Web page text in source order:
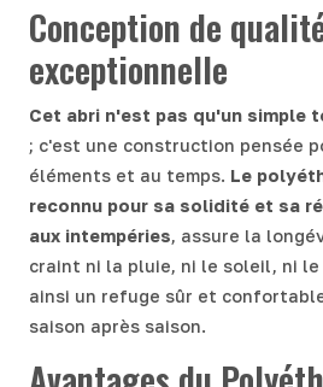
Conception de
exceptionnelle
Cet abri n'est pas qu'un simple
; c'est une construction pensée
éléments et au temps. Le
reconnu pour sa solidité et sa
aux intempéries, assure la
craint ni la pluie, ni le soleil, ni
ainsi un refuge sûr et
saison après saison.